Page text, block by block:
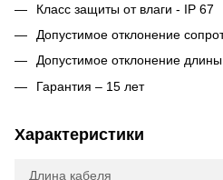
Класс защиты от влаги - IP 67
Допустимое отклонение
Допустимое отклонение
Гарантия – 15 лет
Характеристики
Длина кабеля